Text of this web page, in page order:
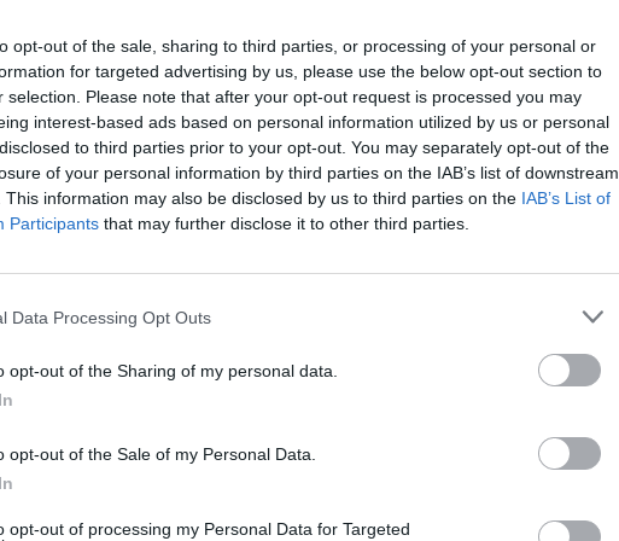
opt-out of the sale, sharing to third parties, or processing of your personal or
for targeted advertising by us, please use the below opt-out section to
selection. Please note that after your opt-out request is processed you may
interest-based ads based on personal information utilized by us or personal
to third parties prior to your opt-out. You may separately opt-out of the
of your personal information by third parties on the IAB’s list of downstream
This information may also be disclosed by us to third parties on the IAB’s List of
Participants that may further disclose it to other third parties.
Data Processing Opt Outs
opt-out of the Sharing of my personal data.
opt-out of the Sale of my Personal Data.
opt-out of processing my Personal Data for Targeted
περιοχή.
περίπου 10.000 γαλόνια βενζίνης, ενώ προκλήθηκαν
Παρά τη σφοδρότητα του περιστατικού, δεν
τον οδηγό να σώζεται κυριολεκτικά την τελευταία
πετρελαίου της περιοχής επισκέφθηκε το σημείο και
εφαρμογής των κανόνων ασφαλείας κατά τη μεταφορά
σε περιόδους υψηλών θερμοκρασιών.
εκφόρτωσης να αποφεύγονται κατά τις μεσημβρινές
το πρωί ή αργά το βράδυ, ενώ τόνισε τη σημασία της
πυρόσβεσης και αντιμετώπισης εκτάκτων
τους σοβαρούς κινδύνους που συνδέονται με τη
και ερημικές περιοχές, αλλά και τη σημασία
στην αποτροπή μιας μεγάλης καταστροφής.